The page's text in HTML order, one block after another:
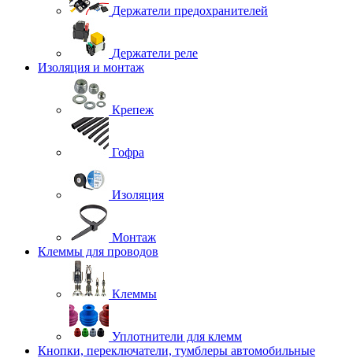
Держатели предохранителей
Держатели реле
Изоляция и монтаж
Крепеж
Гофра
Изоляция
Монтаж
Клеммы для проводов
Клеммы
Уплотнители для клемм
Кнопки, переключатели, тумблеры автомобильные